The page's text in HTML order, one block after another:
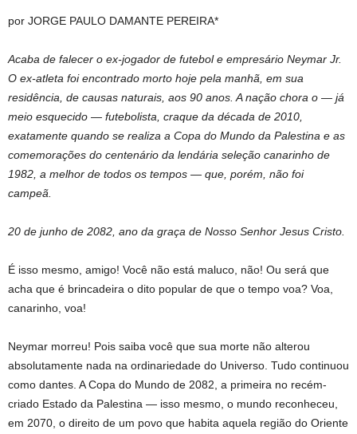
por JORGE PAULO DAMANTE PEREIRA*
Acaba de falecer o ex-jogador de futebol e empresário Neymar Jr.
O ex-atleta foi encontrado morto hoje pela manhã, em sua
residência, de causas naturais, aos 90 anos. A nação chora o — já
meio esquecido — futebolista, craque da década de 2010,
exatamente quando se realiza a Copa do Mundo da Palestina e as
comemorações do centenário da lendária seleção canarinho de
1982, a melhor de todos os tempos — que, porém, não foi
campeã.
20 de junho de 2082, ano da graça de Nosso Senhor Jesus Cristo.
É isso mesmo, amigo! Você não está maluco, não! Ou será que
acha que é brincadeira o dito popular de que o tempo voa? Voa,
canarinho, voa!
Neymar morreu! Pois saiba você que sua morte não alterou
absolutamente nada na ordinariedade do Universo. Tudo continuou
como dantes. A Copa do Mundo de 2082, a primeira no recém-
criado Estado da Palestina — isso mesmo, o mundo reconheceu,
em 2070, o direito de um povo que habita aquela região do Oriente